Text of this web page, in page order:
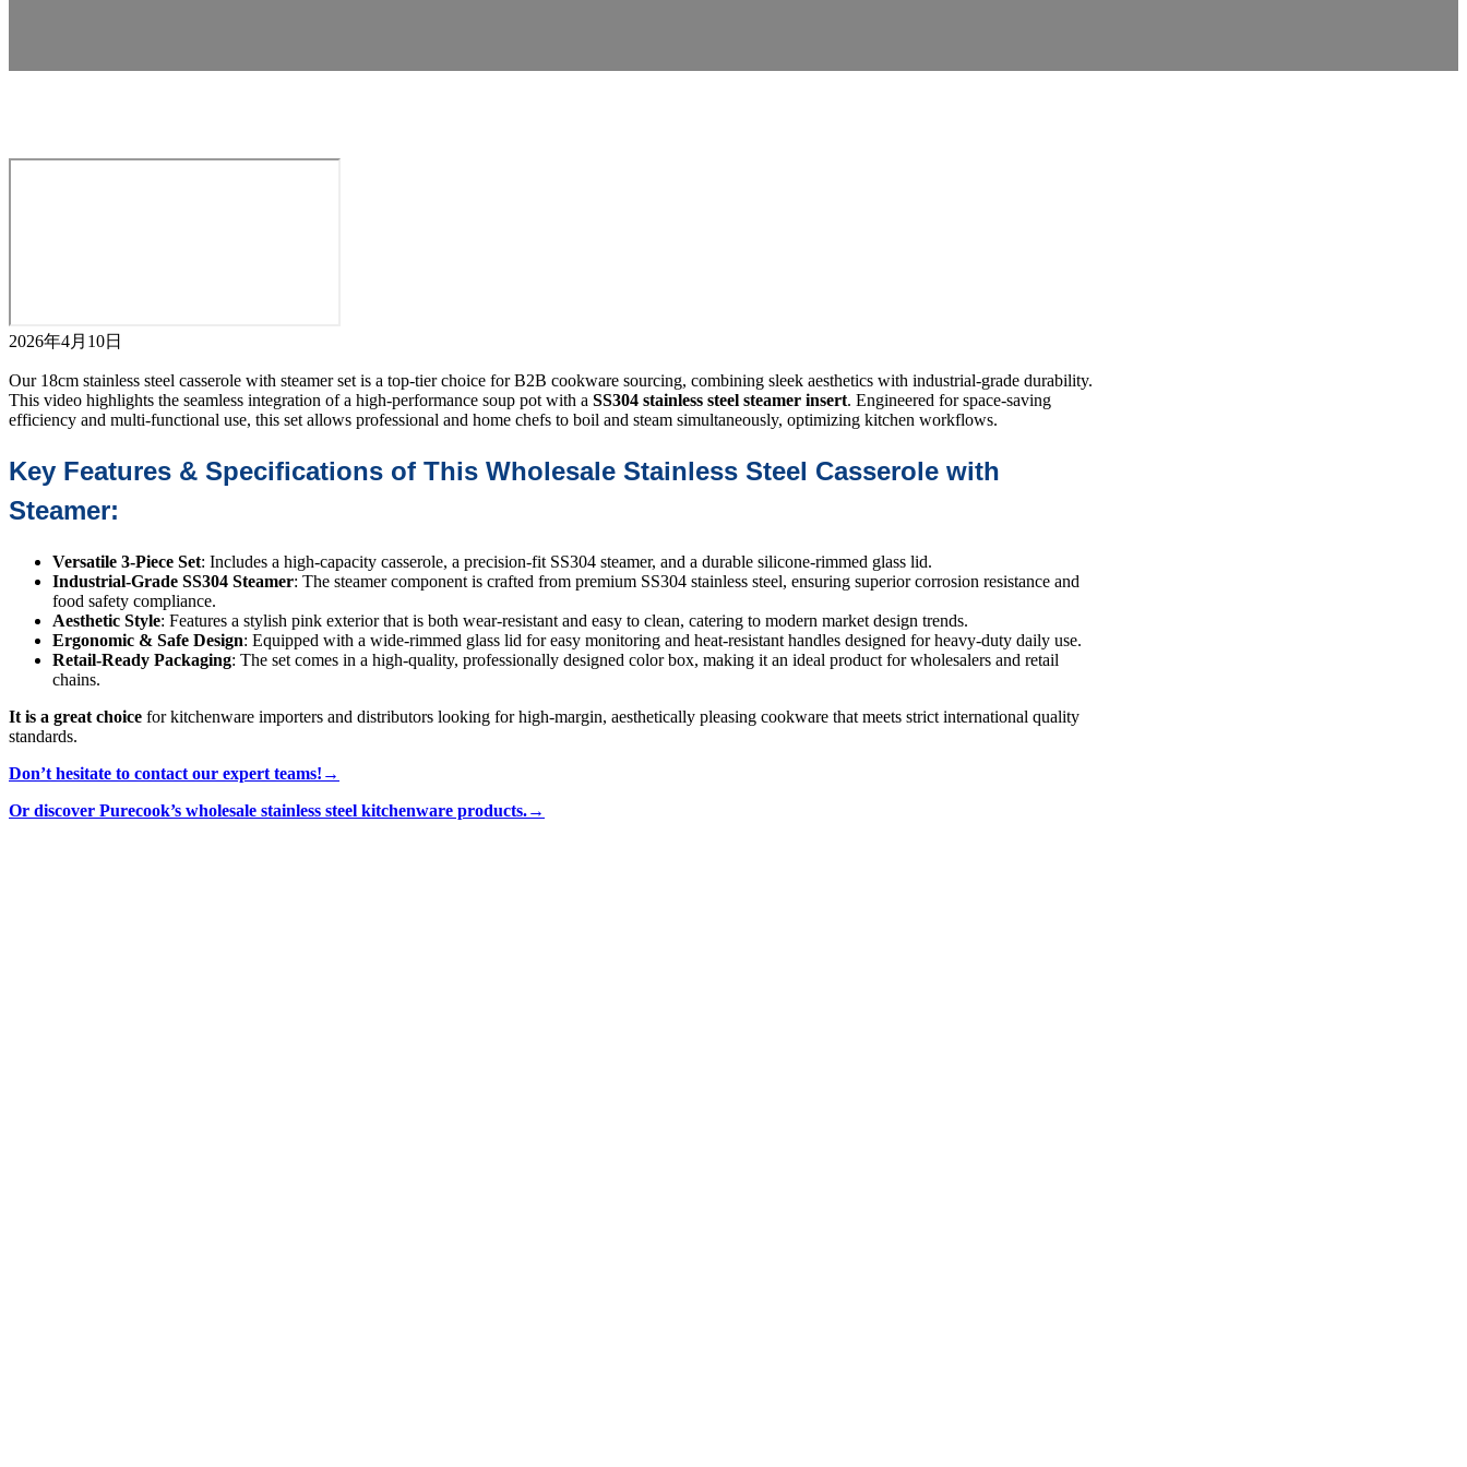
2026年4月10日
Our 18cm stainless steel casserole with steamer set is a top-tier choice for B2B cookware sourcing, combining sleek aesthetics with industrial-grade durability.
This video highlights the seamless integration of a high-performance soup pot with a SS304 stainless steel steamer insert. Engineered for space-saving
efficiency and multi-functional use, this set allows professional and home chefs to boil and steam simultaneously, optimizing kitchen workflows.
Key Features & Specifications of This Wholesale Stainless Steel Casserole with
Steamer:
Versatile 3-Piece Set: Includes a high-capacity casserole, a precision-fit SS304 steamer, and a durable silicone-rimmed glass lid.
Industrial-Grade SS304 Steamer: The steamer component is crafted from premium SS304 stainless steel, ensuring superior corrosion resistance and
food safety compliance.
Aesthetic Style: Features a stylish pink exterior that is both wear-resistant and easy to clean, catering to modern market design trends.
Ergonomic & Safe Design: Equipped with a wide-rimmed glass lid for easy monitoring and heat-resistant handles designed for heavy-duty daily use.
Retail-Ready Packaging: The set comes in a high-quality, professionally designed color box, making it an ideal product for wholesalers and retail
chains.
It is a great choice for kitchenware importers and distributors looking for high-margin, aesthetically pleasing cookware that meets strict international quality
standards.
Don’t hesitate to contact our expert teams!→
Or discover Purecook’s wholesale stainless steel kitchenware products.→